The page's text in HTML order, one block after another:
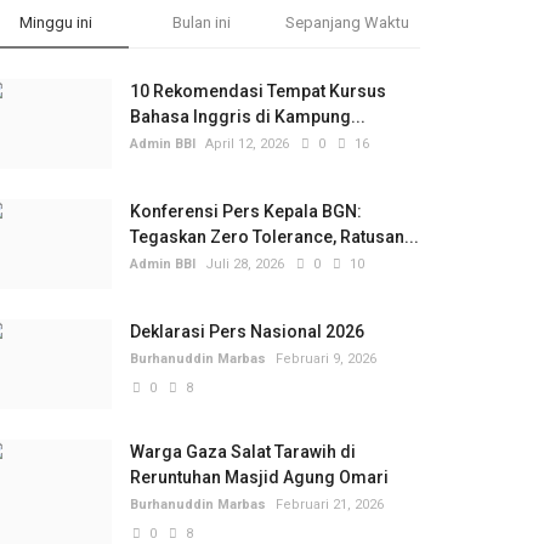
Minggu ini Bulan ini Sepanjang Waktu
10 Rekomendasi Tempat Kursus
Bahasa Inggris di Kampung...
Admin BBI April 12, 2026 0 16
Konferensi Pers Kepala BGN:
Tegaskan Zero Tolerance, Ratusan...
Admin BBI Juli 28, 2026 0 10
Deklarasi Pers Nasional 2026
Burhanuddin Marbas
Februari 9, 2026
0
8
Warga Gaza Salat Tarawih di
Reruntuhan Masjid Agung Omari
Burhanuddin Marbas
Februari 21, 2026
0
8